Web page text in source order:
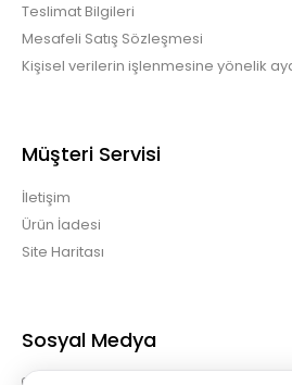
Teslimat Bilgileri
Mesafeli Satış Sözleşmesi
Kişisel verilerin işlenmesine yönelik
Müşteri Servisi
İletişim
Ürün İadesi
Site Haritası
Sosyal Medya